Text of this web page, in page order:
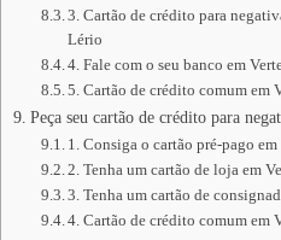
3. Cartão de crédito para
Lério
4. Fale com o seu banco em
5. Cartão de crédito comum em
Peça seu cartão de crédito para
1. Consiga o cartão pré-pago
2. Tenha um cartão de loja em
3. Tenha um cartão de
4. Cartão de crédito comum em